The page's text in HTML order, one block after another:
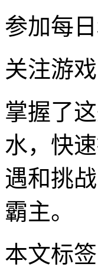
参加每
关注游
掌握了
水，快
遇和挑
霸主。
本文标签